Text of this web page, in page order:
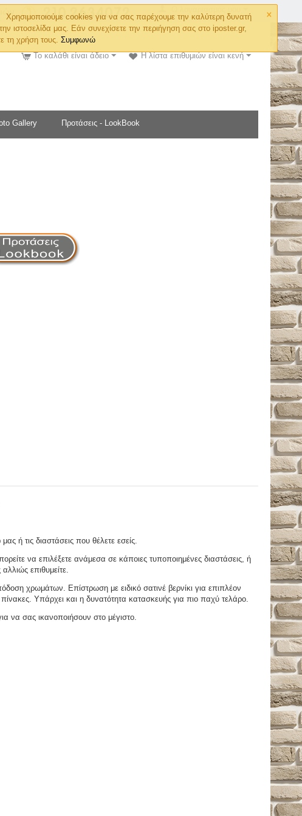
×
Χρησιμοποιούμε cookies για να σας παρέχουμε την καλύτερη δυνατή
ιστοσελίδα μας. Εάν συνεχίσετε την περιήγηση σας στο iposter.gr,
τη χρήση τους.Συμφωνώ
Η λίστα επιθυμιών είναι κενή
Το καλάθι είναι άδειο
Gallery Προτάσεις - LookBook
ή τις διαστάσεις που θέλετε εσείς.
να επιλέξετε ανάμεσα σε κάποιες τυποποιημένες διαστάσεις, ή
επιθυμείτε.
χρωμάτων. Επίστρωση με ειδικό σατινέ βερνίκι για επιπλέον
Υπάρχει και η δυνατότητα κατασκευής για πιο παχύ τελάρο.
να σας ικανοποιήσουν στο μέγιστο.